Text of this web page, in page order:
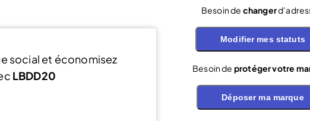
social et économisez
LBDD20
Besoin de changer
Modifier mes statuts
Besoin de protéger votre
Déposer ma marque